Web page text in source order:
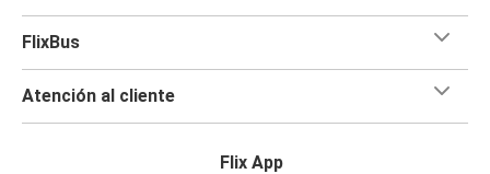
FlixBus
Atención al cliente
Flix App